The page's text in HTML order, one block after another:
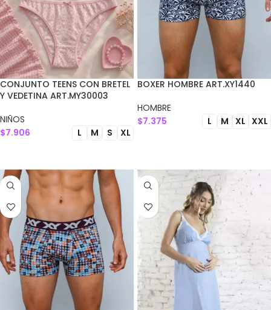
CONJUNTO TEENS CON BRETEL
Y VEDETINA ART.MY30003
NIÑOS
$7.906 L M S XL
BOXER HOMBRE ART.XY1440
HOMBRE
$7.375 L M XL XXL